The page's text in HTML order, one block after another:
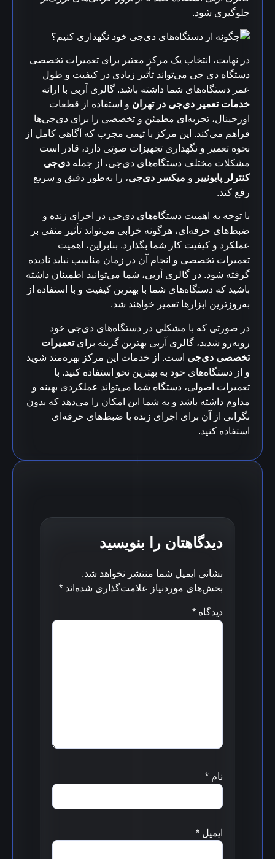
جلوگیری شود.
در نهایت، انتخاب یک مرکز معتبر برای تعمیرات تخصصی
دستگاه‌ دی جی می‌تواند تأثیر زیادی در کیفیت و طول
عمر دستگاه‌های شما داشته باشد. گالری آربی با ارائه
خدمات تعمیر دی‌جی در تهران و استفاده از قطعات
اورجینال، تجربه‌ای مطمئن و تخصصی را برای دی‌جی‌ها
فراهم می‌کند. این مرکز با تیمی مجرب که آگاهی کامل از
نحوه تعمیر و نگهداری تجهیزات صوتی دارد، قادر است
مشکلات مختلف دستگاه‌های دی‌جی، از جمله دی‌جی
کنترلر پایونییر و میکسر دی‌جی، را به‌طور دقیق و سریع
رفع کند.
با توجه به اهمیت دستگاه‌های دی‌جی در اجرای زنده و
ضبط‌های حرفه‌ای، هرگونه خرابی می‌تواند تأثیر منفی بر
عملکرد و کیفیت کار شما بگذارد. بنابراین، اهمیت
تعمیرات تخصصی و انجام آن در زمان مناسب نباید نادیده
گرفته شود. در گالری آربی، شما می‌توانید اطمینان داشته
باشید که دستگاه‌های شما با بهترین کیفیت و با استفاده از
به‌روزترین ابزارها تعمیر خواهند شد.
در صورتی که با مشکلی در دستگاه‌های دی‌جی خود
روبه‌رو شدید، گالری آربی بهترین گزینه برایتعمیرات
تخصصی دی‌جی است. از خدمات این مرکز بهره‌مند شوید
و از دستگاه‌های خود به بهترین نحو استفاده کنید. با
تعمیرات اصولی، دستگاه شما می‌تواند عملکردی بهینه و
مداوم داشته باشد و به شما این امکان را می‌دهد که بدون
نگرانی از آن برای اجرای زنده یا ضبط‌های حرفه‌ای
استفاده کنید.
دیدگاهتان را بنویسید
نشانی ایمیل شما منتشر نخواهد شد.
بخش‌های موردنیاز علامت‌گذاری شده‌اند *
دیدگاه *
نام *
ایمیل *